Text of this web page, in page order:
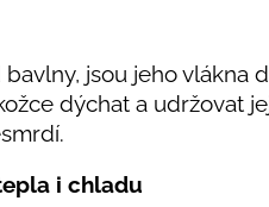
jsou jeho vlákna
dýchat a udržovat
i chladu